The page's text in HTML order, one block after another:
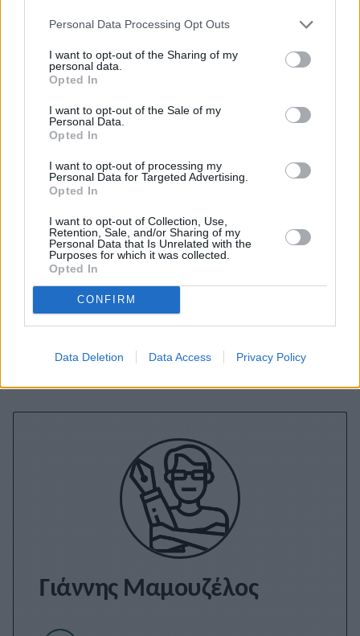
Personal Data Processing Opt Outs
I want to opt-out of the Sharing of my
personal data.
Opted In
I want to opt-out of the Sale of my
Personal Data.
Opted In
I want to opt-out of processing my
Personal Data for Targeted Advertising.
Opted In
I want to opt-out of Collection, Use,
Retention, Sale, and/or Sharing of my
Personal Data that Is Unrelated with the
Purposes for which it was collected.
Opted In
CONFIRM
Data Deletion Data Access Privacy Policy
A- A±
Διαβάστε επίσης:
Στίβος: Το θέμα που δεν θα διαβάσετε αλλού!
Μπορούν να «πέσουν» αυτά τα ρεκόρ στο Γιουτζίν;
Παγκόσμιο Πρωτάθλημα 2022: Ο διαφορετικός οδηγός
για το Oregon 2022 (Μέρος 3ο)
Γιάννης Μαμουζέλος